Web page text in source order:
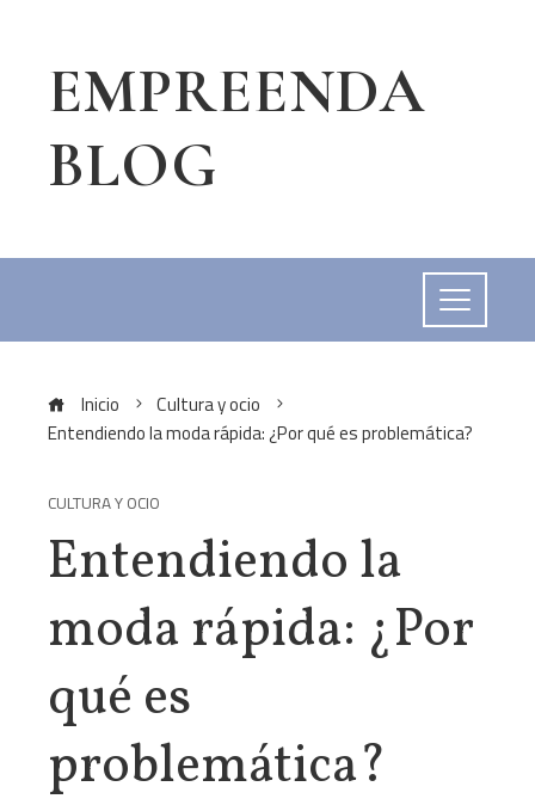
EMPREENDA
BLOG
Inicio
Cultura y ocio
Entendiendo la moda rápida: ¿Por qué es problemática?
CULTURA Y OCIO
Entendiendo la
moda rápida: ¿Por
qué es
problemática?